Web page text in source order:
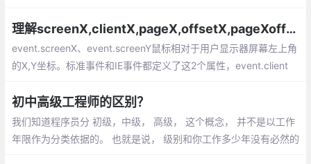
理解screenX,clientX,pageX,offsetX,pageXoffset的区别
event.screenX、event.screenY鼠标相对于用户显示器屏幕左上角
的X,Y坐标。标准事件和IE事件都定义了这2个属性，event.client
初中高级工程师的区别？
我们知道程序员分 初级，中级， 高级， 这个概念， 并不是以工作
年限作为分类依据的。 也就是说， 级别和你工作多少年没有必然的